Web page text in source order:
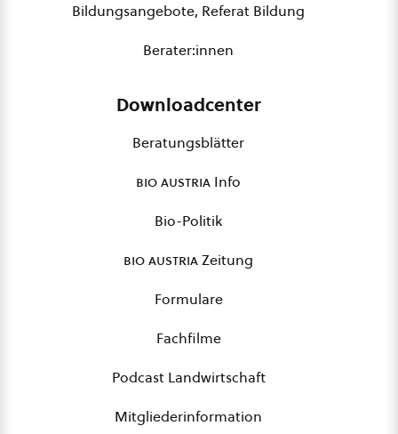
Bildungsangebote, Referat Bildung
Berater:innen
Downloadcenter
Beratungsblätter
bio austria Info
Bio-Politik
bio austriaZeitung
Formulare
Fachfilme
Podcast Landwirtschaft
Mitgliederinformation